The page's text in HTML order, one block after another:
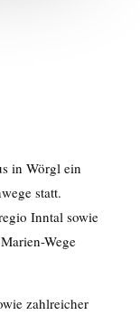
in Wörgl ein
statt.
Inntal sowie
Wege
zahlreicher